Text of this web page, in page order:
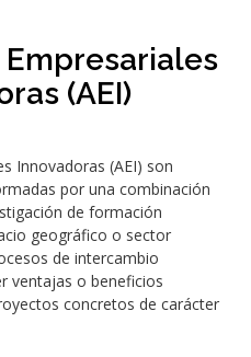
(AEI)
Innovadoras (AEI) son
por una combinación
de formación
geográfico o sector
de intercambio
ventajas o beneficios
concretos de carácter